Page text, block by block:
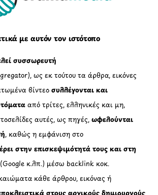
με αυτόν τον ιστότοπο
συσσωρευτή
ως εκ τούτου τα άρθρα, εικόνες
βίντεοσυλλέγονται και
από τρίτες, ελληνικές και μη,
αυτές, ως πηγές,ωφελούνται
, καθώς η εμφάνιση στο
στην επισκεψιμότητά τους και στη
(Google κ.λπ.) μέσω backlink κοκ.
κάθε άρθρου, εικόνας ή
στους αρχικούς δημιουργούς